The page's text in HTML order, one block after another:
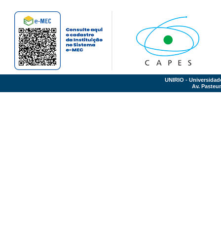
UNIRIO -
Av.